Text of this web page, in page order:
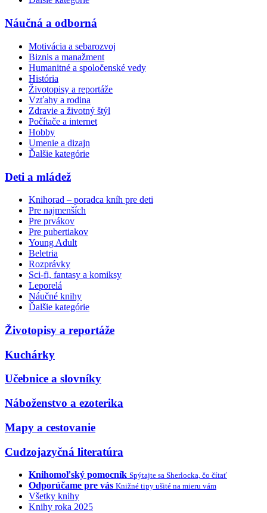
Náučná a odborná
Motivácia a sebarozvoj
Biznis a manažment
Humanitné a spoločenské vedy
História
Životopisy a reportáže
Vzťahy a rodina
Zdravie a životný štýl
Počítače a internet
Hobby
Umenie a dizajn
Ďalšie kategórie
Deti a mládež
Knihorad – poradca kníh pre deti
Pre najmenších
Pre prvákov
Pre pubertiakov
Young Adult
Beletria
Rozprávky
Sci-fi, fantasy a komiksy
Leporelá
Náučné knihy
Ďalšie kategórie
Životopisy a reportáže
Kuchárky
Učebnice a slovníky
Náboženstvo a ezoterika
Mapy a cestovanie
Cudzojazyčná literatúra
Knihomoľský pomocník Spýtajte sa Sherlocka, čo čítať
Odporúčame pre vás Knižné tipy ušité na mieru vám
Všetky knihy
Knihy roka 2025